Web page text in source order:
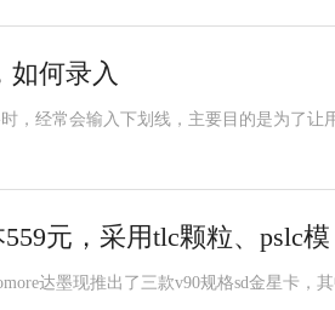
如何录入
，经常会输入下划线，主要目的是为了让
元，采用tlc颗粒、pslc模
达墨现推出了三款v90规格sd金星卡，其